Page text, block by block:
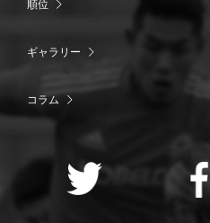
順位
ギャラリー
コラム